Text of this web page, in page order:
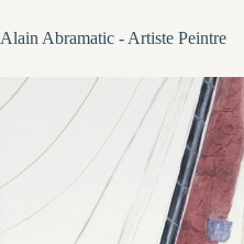
au
contenu
Alain Abramatic - Artiste Peintre